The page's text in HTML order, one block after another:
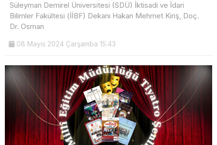
Süleyman Demirel Üniversitesi (SDÜ) İktisadi ve İdari
Bilimler Fakültesi (İİBF) Dekanı Hakan Mehmet Kiriş, Doç.
Dr. Osman
08 Mayıs 2024 Çarşamba 15:43